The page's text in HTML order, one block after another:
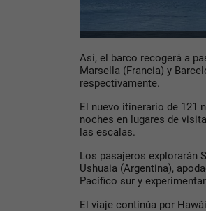
Así, el barco recogerá a
Marsella (Francia) y
respectivamente.
El nuevo itinerario de 121
noches en lugares de
las escalas.
Los pasajeros explorarán
Ushuaia (Argentina),
Pacífico sur y
El viaje continúa por